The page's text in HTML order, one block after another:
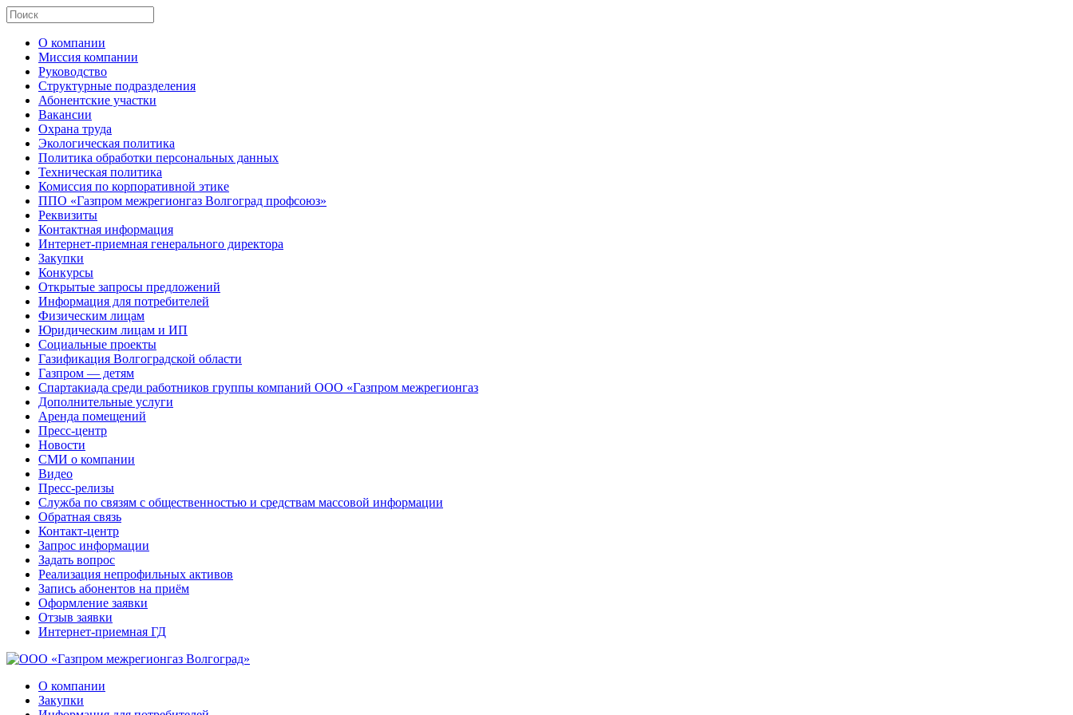
О компании
Миссия компании
Руководство
Структурные подразделения
Абонентские участки
Вакансии
Охрана труда
Экологическая политика
Политика обработки персональных данных
Техническая политика
Комиссия по корпоративной этике
ППО «Газпром межрегионгаз Волгоград профсоюз»
Реквизиты
Контактная информация
Интернет-приемная генерального директора
Закупки
Конкурсы
Открытые запросы предложений
Информация для потребителей
Физическим лицам
Юридическим лицам и ИП
Социальные проекты
Газификация Волгоградской области
Газпром — детям
Спартакиада среди работников группы компаний ООО «Газпром межрегионгаз
Дополнительные услуги
Аренда помещений
Пресс-центр
Новости
СМИ о компании
Видео
Пресс-релизы
Служба по связям с общественностью и средствам массовой информации
Обратная связь
Контакт-центр
Запрос информации
Задать вопрос
Реализация непрофильных активов
Запись абонентов на приём
Оформление заявки
Отзыв заявки
Интернет-приемная ГД
О компании
Закупки